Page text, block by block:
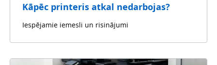
Kāpēc printeris atkal nedarbojas?
Iespējamie iemesli un risinājumi